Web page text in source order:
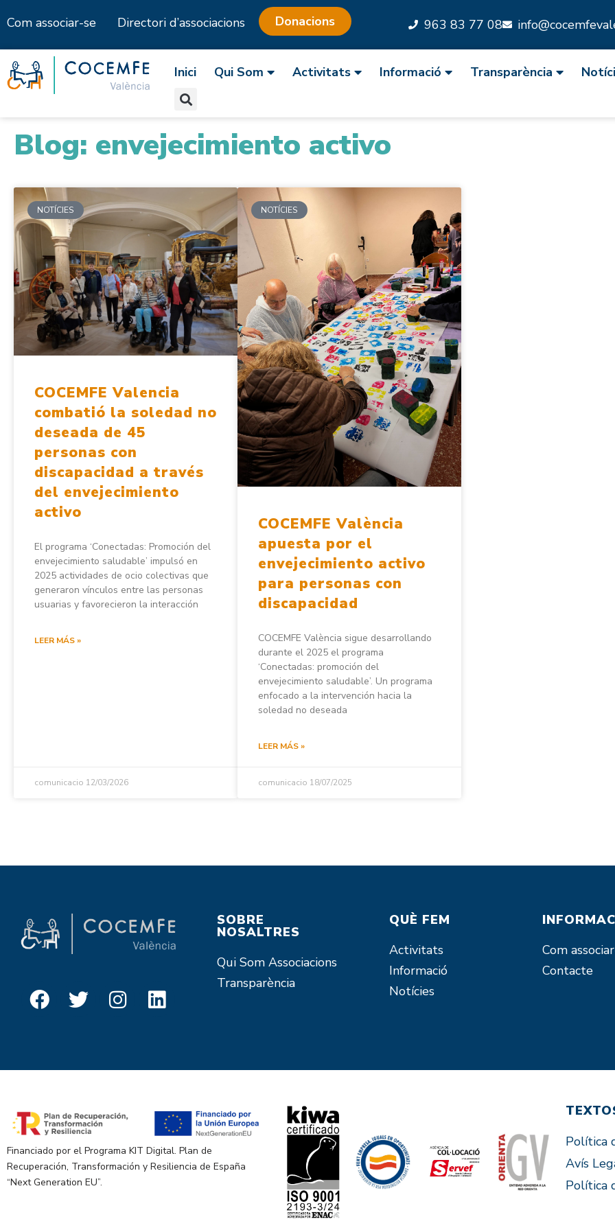
to
content
Com associar-se Directori d’associacions Donacions 963 83 77 08
Inici Qui Som Activitats Informació Transparència
Blog: envejecimiento activo
NOTÍCIES
COCEMFE Valencia
combatió la soledad no
deseada de 45
personas con
discapacidad a través
del envejecimiento
activo
El programa ‘Conectadas: Promoción del
envejecimiento saludable’ impulsó en
2025 actividades de ocio colectivas que
generaron vínculos entre las personas
usuarias y favorecieron la interacción
LEER MÁS »
comunicacio 12/03/2026
NOTÍCIES
COCEMFE València
apuesta por el
envejecimiento activo
para personas con
discapacidad
COCEMFE València sigue desarrollando
durante el 2025 el programa
‘Conectadas: promoción del
envejecimiento saludable’. Un programa
enfocado a la intervención hacia la
soledad no deseada
LEER MÁS »
comunicacio 18/07/2025
SOBRE
NOSALTRES
Qui Som Associacions
Transparència
QUÈ FEM
Activitats
Informació
Notícies
Com
Contacte
Financiado por el Programa KIT Digital. Plan de
Recuperación, Transformación y Resiliencia de España
“Next Generation EU”.
Política
Avís
Política